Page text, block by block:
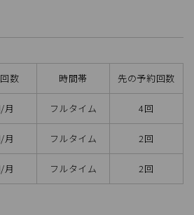
数 時間帯 先の予約回数
月 フルタイム 4回
月 フルタイム 2回
月 フルタイム 2回